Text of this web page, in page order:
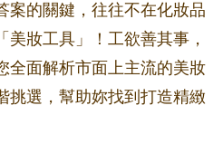
案的關鍵，往往不在化妝品
妝工具」！工欲善其事，
全面解析市面上主流的美妝
挑選，幫助妳找到打造精緻